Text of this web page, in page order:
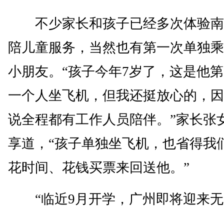
不少家长和孩子已经多次体验
陪儿童服务，当然也有第一次单独
小朋友。“孩子今年7岁了，这是他
一个人坐飞机，但我还挺放心的，
说全程都有工作人员陪伴。”家长张
享道，“孩子单独坐飞机，也省得我
花时间、花钱买票来回送他。”
“临近9月开学，广州即将迎来